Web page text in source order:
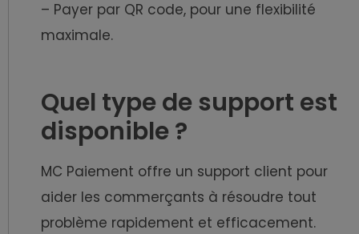
– Payer par QR code, pour une flexibilité
maximale.
Quel type de support est
disponible ?
MC Paiement offre un support client pour
aider les commerçants à résoudre tout
problème rapidement et efficacement.